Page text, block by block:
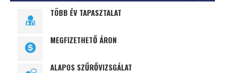
TÖBB ÉV TAPASZTALAT
MEGFIZETHETŐ ÁRON
ALAPOS SZŰRŐVIZSGÁLAT